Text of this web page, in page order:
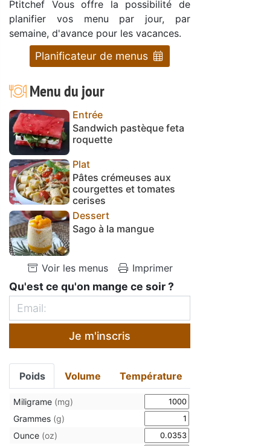
Ptitchef Vous offre la possibilité de
planifier vos menu par jour, par
semaine, d'avance pour les vacances.
Planificateur de menus
Menu du jour
Entrée
Sandwich pastèque feta
roquette
Plat
Pâtes crémeuses aux
courgettes et tomates
cerises
Dessert
Sago à la mangue
Voir les menus Imprimer
Qu'est ce qu'on mange ce soir ?
Je m'inscris
Poids Volume Température
Miligrame (mg)
Grammes (g)
Ounce (oz)